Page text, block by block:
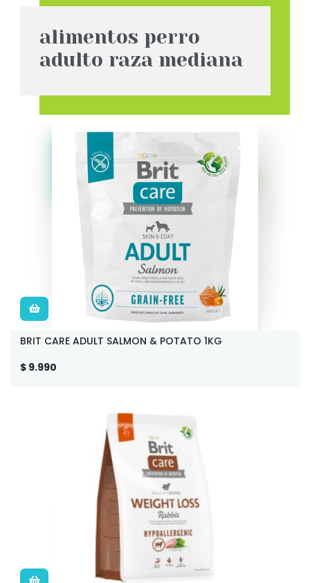
alimentos perro
adulto raza mediana
BRIT CARE ADULT SALMON & POTATO 1KG
$ 9.990